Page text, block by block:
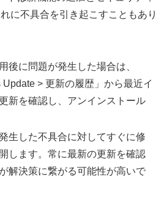
に不具合を引き起こすこともあり
後に問題が発生した場合は、
Update > 更新の履歴」から最近イ
新を確認し、アンインストール
生した不具合に対してすぐに修
します。常に最新の更新を確認
解決策に繋がる可能性が高いで